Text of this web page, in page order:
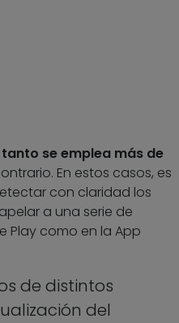
se emplea más de
En estos casos, es
con claridad los
a una serie de
Play como en la App
de distintos
del